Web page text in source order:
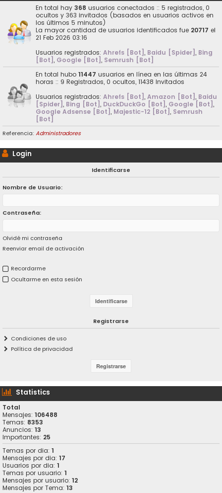
En total hay 368 usuarios conectados :: 5 registrados, 0
ocultos y 363 invitados (basados en usuarios activos en
los últimos 5 minutos)
La mayor cantidad de usuarios identificados fue 20717 el
21 Feb 2026 03:16
Usuarios registrados: Ahrefs [Bot], Baidu [Spider], Bing
[Bot], Google [Bot], Semrush [Bot]
En total hubo 11447 usuarios en línea en las últimas 24
horas :: 9 Registrados, 0 ocultos, 11438 Invitados
Usuarios registrados: Ahrefs [Bot], Amazon [Bot], Baidu
[Spider], Bing [Bot], DuckDuckGo [Bot], Google [Bot],
Google Adsense [Bot], Majestic-12 [Bot], Semrush
[Bot]
Referencia: Administradores
Login
Identificarse
Nombre de Usuario:
Contraseña:
Olvidé mi contraseña
Reenviar email de activación
Recordarme
Ocultarme en esta sesión
Registrarse
Condiciones de uso
Política de privacidad
Statistics
Total
Mensajes: 106488
Temas: 8353
Anuncios: 13
Importantes: 25
Temas por dia: 1
Mensajes por dia: 17
Usuarios por dia: 1
Temas por usuario: 1
Mensajes por usuario: 12
Mensajes por Tema: 13